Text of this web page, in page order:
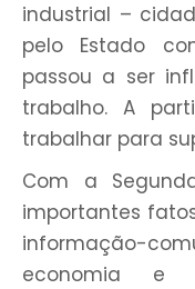
industrial –
pelo Estado
passou a ser
trabalho. A
trabalhar para
Com a
importantes
informação-
economia e